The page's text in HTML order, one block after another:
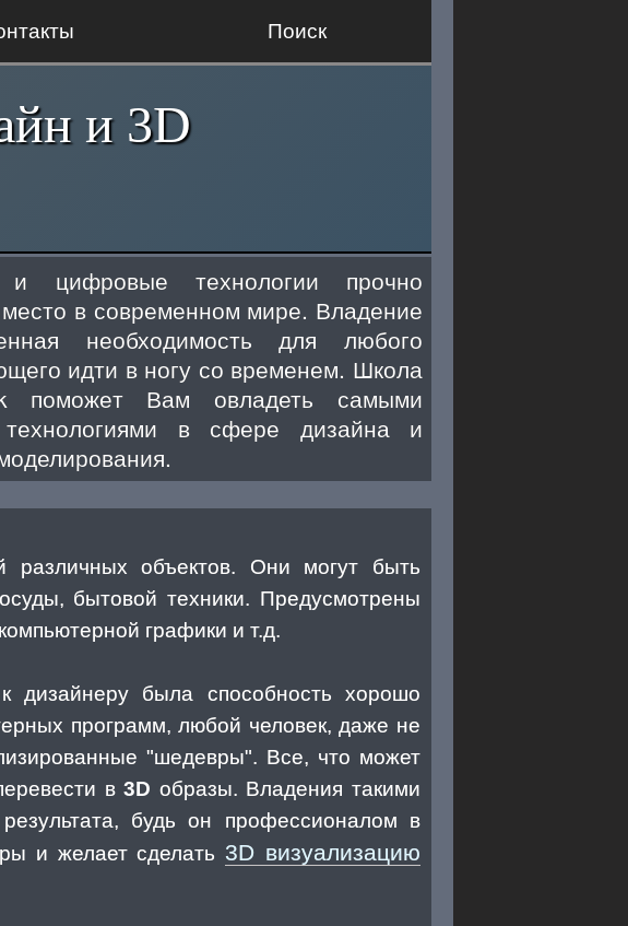
Поиск
и 3D
и цифровые технологии прочно
в современном мире. Владение
необходимость для любого
идти в ногу со временем. Школа
поможет Вам овладеть самыми
в сфере дизайна и
объектов. Они могут быть
бытовой техники. Предусмотрены
графики и т.д.
дизайнеру была способность хорошо
программ, любой человек, даже не
"шедевры". Все, что может
в3D образы. Владения такими
будь он профессионалом в
и желает сделать 3D визуализацию